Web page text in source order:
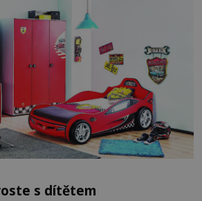
s dítětem